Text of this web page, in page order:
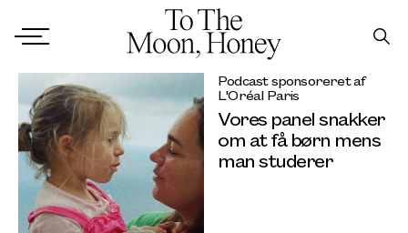
Podcast sponsoreret af
L'Oréal Paris
Vores panel snakker
om at få børn mens
man studerer